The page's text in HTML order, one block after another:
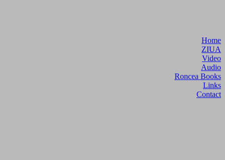
Home
ZIUA
Video
Audio
Roncea Books
Links
Contact